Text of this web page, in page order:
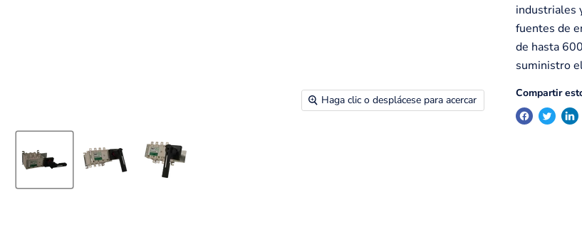
Haga clic o desplácese para acercar
industriales
fuentes de
de hasta
suministro
Compartir